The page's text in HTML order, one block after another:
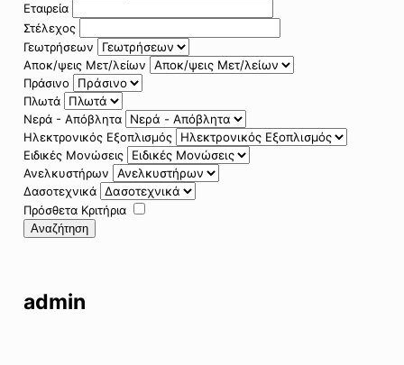
Εταιρεία
Στέλεχος
Γεωτρήσεων
Αποκ/ψεις Μετ/λείων
Πράσινο
Πλωτά
Νερά - Απόβλητα
Ηλεκτρονικός Εξοπλισμός
Ειδικές Μονώσεις
Ανελκυστήρων
Δασοτεχνικά
Πρόσθετα Κριτήρια
Αναζήτηση
admin